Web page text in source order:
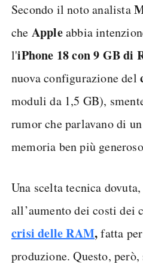
Secondo il noto analista
che Appleabbia
l'iPhone 18 con 9 GB di
nuova configurazione del
moduli da 1,5 GB),
rumor che parlavano di
memoria ben più
Una scelta tecnica
all’aumento dei costi dei
crisi delle RAM,fatta
produzione. Questo,